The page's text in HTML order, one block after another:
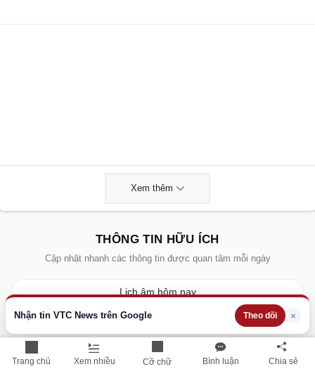
Trang chủ Xem nhiều Cỡ chữ Bình luận Chia sẻ
Nhận tin VTC News trên Google Theo dõi ×
Xem thêm
THÔNG TIN HỮU ÍCH
Cập nhật nhanh các thông tin được quan tâm mỗi ngày
Lịch âm hôm nay
Dự báo thời tiết hôm nay
Giá vàng hôm nay